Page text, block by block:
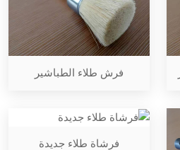
فرش طلاء الطباشير
فرشاة طلاء جديدة